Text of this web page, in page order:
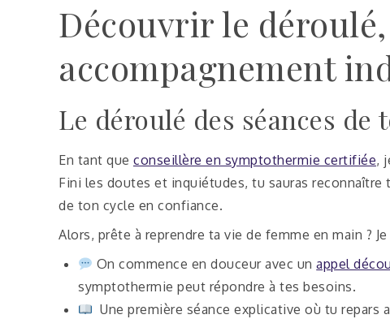
Découvrir le
accompagnement
Le déroulé des séances
En tant que conseillère en symptothermie certifiée,
Fini les doutes et inquiétudes, tu sauras
de ton cycle en confiance.
Alors, prête à reprendre ta vie de femme en main ?
On commence en douceur avec unappel
symptothermie peut répondre à tes besoins.
Une première séance explicative où tu